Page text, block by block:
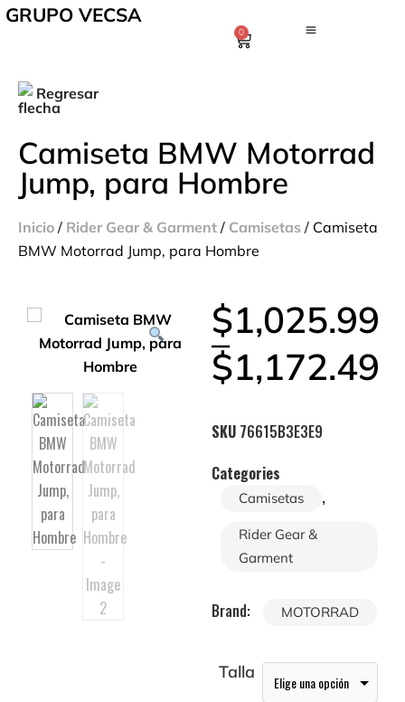
GRUPO VECSA
0
Regresar
Camiseta BMW Motorrad
Jump, para Hombre
Inicio / Rider Gear & Garment / Camisetas / Camiseta
BMW Motorrad Jump, para Hombre
$1,025.99
–
$1,172.49
SKU 76615B3E3E9
Categories
Camisetas ,
Rider Gear &
Garment
Brand: MOTORRAD
Talla